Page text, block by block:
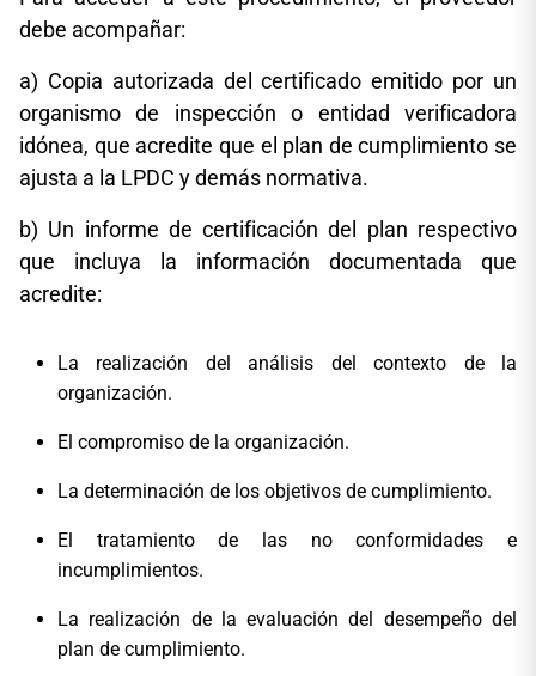
debe acompañar:
a) Copia autorizada del certificado emitido por un
organismo de inspección o entidad verificadora
idónea, que acredite que el plan de cumplimiento se
ajusta a la LPDC y demás normativa.
b) Un informe de certificación del plan respectivo
que incluya la información documentada que
acredite:
La realización del análisis del contexto de la
organización.
El compromiso de la organización.
La determinación de los objetivos de cumplimiento.
El tratamiento de las no conformidades e
incumplimientos.
La realización de la evaluación del desempeño del
plan de cumplimiento.